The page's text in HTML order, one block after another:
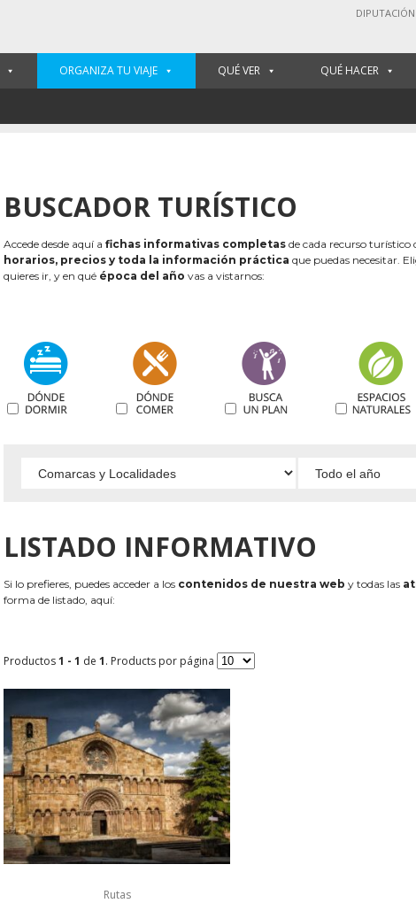
ORGANIZA TU VIAJE QUÉ VER QUÉ HACER
BUSCADOR TURÍSTICO
Accede desde aquí a fichas informativas completas de cada recurso turístico
horarios, precios y toda la información práctica que puedas necesitar.
quieres ir, y en qué época del año vas a vistarnos:
LISTADO INFORMATIVO
Si lo prefieres, puedes acceder a los contenidos de nuestra web y todas las
forma de listado, aquí:
Productos1 - 1 de 1. Products por página
Rutas